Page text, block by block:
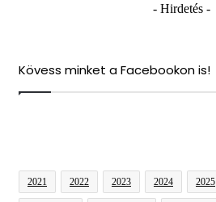
- Hirdetés -
Kövess minket a Facebookon is!
2021 2022 2023 2024 2025